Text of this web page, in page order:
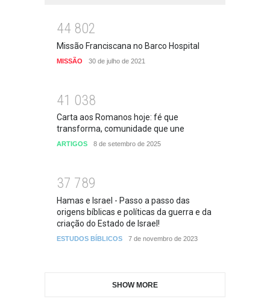
44 802
Missão Franciscana no Barco Hospital
MISSÃO 30 de julho de 2021
41 038
Carta aos Romanos hoje: fé que
transforma, comunidade que une
ARTIGOS 8 de setembro de 2025
37 789
Hamas e Israel - Passo a passo das
origens bíblicas e políticas da guerra e da
criação do Estado de Israel!
ESTUDOS BÍBLICOS 7 de novembro de 2023
SHOW MORE